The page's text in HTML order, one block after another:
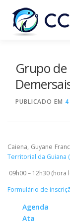
Grupo
PUBLICADO EM
Caiena, Guyane
Territorial da Guiana
09h00 – 12h30 (hora
Formulário de
Agenda
Ata